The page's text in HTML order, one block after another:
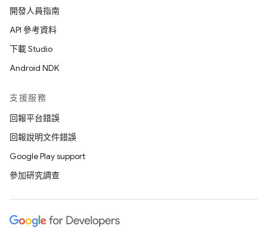
開發人員指南
API 參考資料
下載 Studio
Android NDK
支援服務
回報平台錯誤
回報說明文件錯誤
Google Play support
參加研究調查